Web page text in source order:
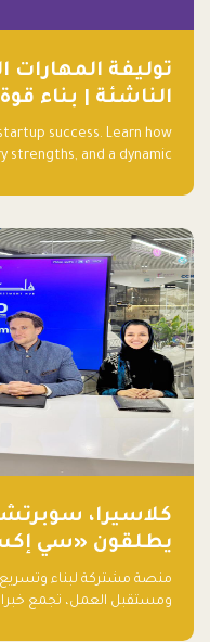
توليفة المهارات
الناشئة | بناء
success. Learn how
strengths, and a dynamic
Follow us @FalakHub
كلاسيرا،
يطلقون «سي
تقنيات التعليم
منصة مشتركة لبناء وتسريع
ومستقبل العمل، تجمع